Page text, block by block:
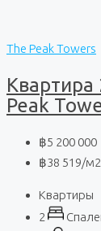
The Peak Towers
Квартира
Peak
฿5 200 000
฿38 519/м2
Квартиры
2